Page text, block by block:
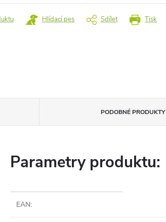
Tisk
Hlídací pes Sdílet
PODOBNÉ PRODUKTY
Parametry produktu:
EAN: